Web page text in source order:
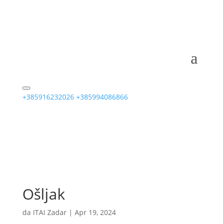
+385916232026 +385994086866
Ošljak
da ITAI Zadar| Apr 19, 2024